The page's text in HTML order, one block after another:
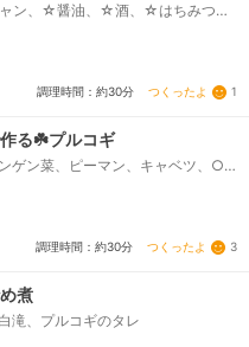
ン、☆醤油、☆酒、☆はちみつ、
ューブ、☆ゴマ油、もやし、小
調理時間：約30分 つくったよ 1
る☘️プルコギ
ゲン菜、ピーマン、キャベツ、○
、○酒、○コチュジャン、○酢、
調理時間：約30分 つくったよ 3
煮
滝、プルコギのタレ